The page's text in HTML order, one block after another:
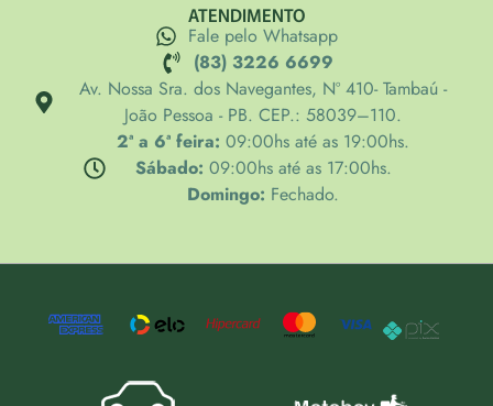
ATENDIMENTO
Fale pelo Whatsapp
(83) 3226 6699
Av. Nossa Sra. dos Navegantes, Nº 410- Tambaú -
João Pessoa - PB. CEP.: 58039–110.
2ª a 6ª feira: 09:00hs até as 19:00hs.
Sábado: 09:00hs até as 17:00hs.
Domingo: Fechado.